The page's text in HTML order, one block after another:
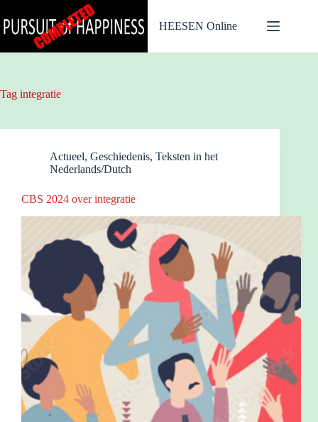
naar
de
HEESEN Online
Tag integratie
Actueel, Geschiedenis, Teksten in het
Nederlands/Dutch
CBS 2024 over integratie